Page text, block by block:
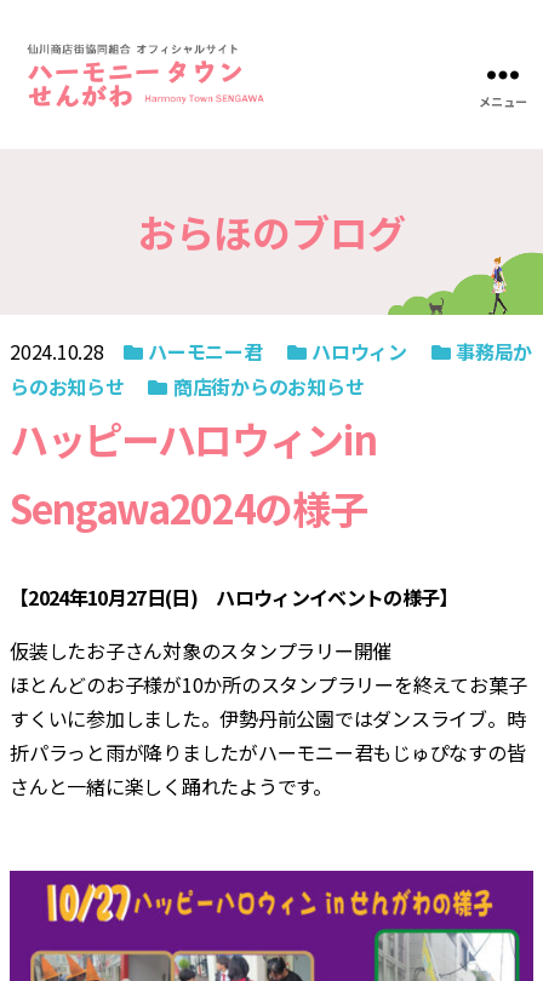
川-
仙
川
店
街
同
組
メニュー
おらほのブログ
2024.10.28 ハーモニー君 ハロウィン
事務局か
らのお知らせ
商店街からのお知らせ
ハッピーハロウィンin
Sengawa2024の様子
【2024年10月27日(日) ハロウィンイベントの様子】
仮装したお子さん対象のスタンプラリー開催
ほとんどのお子様が10か所のスタンプラリーを終えてお菓子
すくいに参加しました。伊勢丹前公園ではダンスライブ。時
折パラっと雨が降りましたがハーモニー君もじゅぴなすの皆
さんと一緒に楽しく踊れたようです。